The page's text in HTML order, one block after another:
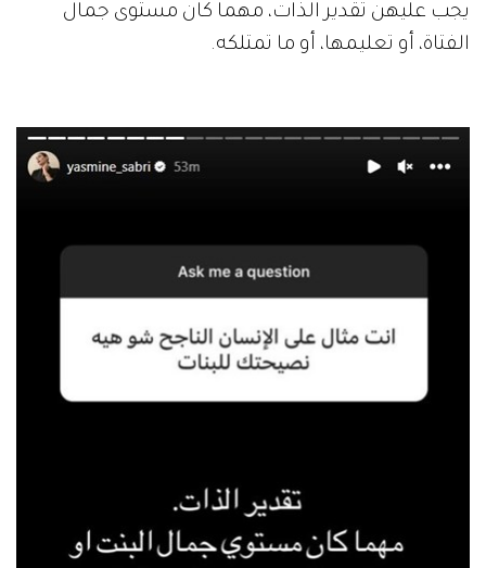
يجب عليهن تقدير الذات، مهما كان مستوى جمال
الفتاة، أو تعليمها، أو ما تمتلكه.